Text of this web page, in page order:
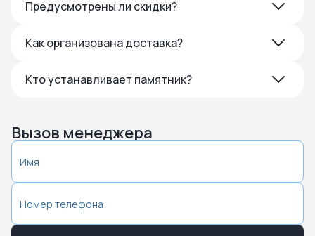
Предусмотрены ли скидки?
Как организована доставка?
Кто устанавливает памятник?
Вызов менеджера